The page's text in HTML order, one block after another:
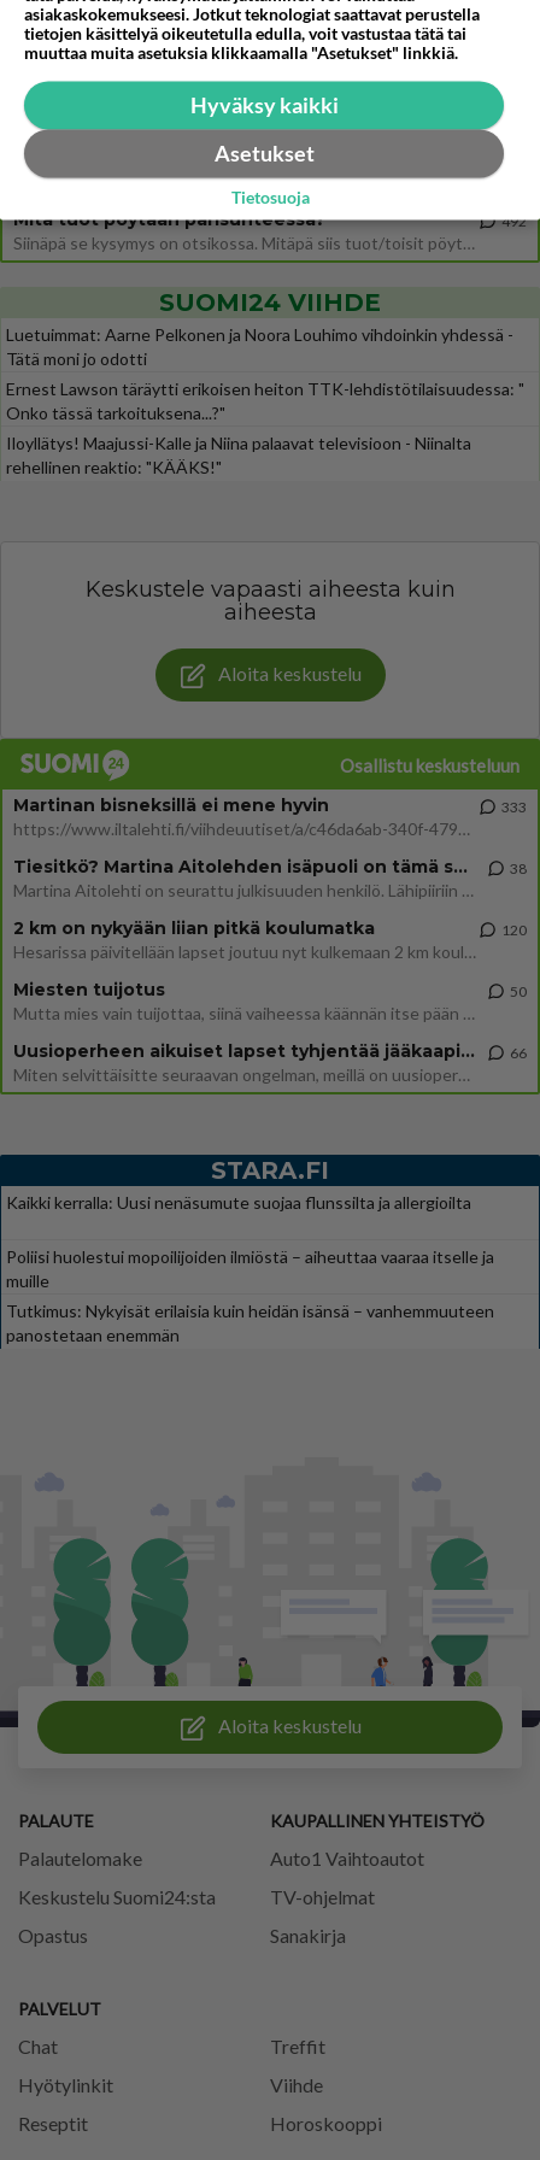
Ernest Lawson täräytti erikoisen heiton TTK-lehdistötilaisuudessa: " Onko tässä tarkoituksena...?"
666
TTK tulee taas tänä syksynä. Ohjelman uudet tähtioppilaat julkistetaan torstaina 6. elokuuta klo 14 alkavassa lehdistö
Mitä tuot pöytään parisuhteessa?
Siinäpä se kysymys on otsikossa. Mitäpä siis tuot/toisit pöytään parisuhteessa? Oletko mies vai nainen? Koetko sen mitä
492
SUOMI24 VIIHDE
Luetuimmat: Aarne Pelkonen ja Noora Louhimo vihdoinkin yhdessä -
Tätä moni jo odotti
Ernest Lawson täräytti erikoisen heiton TTK-lehdistötilaisuudessa: "
Onko tässä tarkoituksena...?"
Iloyllätys! Maajussi-Kalle ja Niina palaavat televisioon - Niinalta
rehellinen reaktio: "KÄÄKS!"
Keskustele vapaasti aiheesta kuin
aiheesta
Aloita keskustelu
Osallistu keskusteluun
Martinan bisneksillä ei mene hyvin
https://www.iltalehti.fi/viihdeuutiset/a/c46da6ab-340f-4790-aaa7-0865eed2336 Yrityksen konkurssihakemus on tullut kärä
333
Tiesitkö? Martina Aitolehden isäpuoli on tämä suosittu laulaja
Martina Aitolehti on seurattu julkisuuden henkilö. Lähipiiriin mahtuu muitakin tunnettuja henkilöitä. Tiesitkö, että Ma
38
2 km on nykyään liian pitkä koulumatka
Hesarissa päivitellään lapset joutuu nyt kulkemaan 2 km kouluun jösses. Ruostefillarilla tuo matka menee vaikka miten äk
120
Miesten tuijotus
Mutta mies vain tuijottaa, siinä vaiheessa käännän itse pään pois. Mikä juttu? Yleensä jos joku tuijottaa tai katsoo, hä
50
Uusioperheen aikuiset lapset tyhjentää jääkaapin käydessään
Miten selvittäisitte seuraavan ongelman, meillä on uusioperhe, minulla teini-ikäiset lapset ja puolisolla aikuiset, jotk
66
STARA.FI
Kaikki kerralla: Uusi nenäsumute suojaa flunssilta ja allergioilta
Poliisi huolestui mopoilijoiden ilmiöstä – aiheuttaa vaaraa itselle ja
muille
Tutkimus: Nykyisät erilaisia kuin heidän isänsä – vanhemmuuteen
panostetaan enemmän
Aloita keskustelu
PALAUTE
Palautelomake
Keskustelu Suomi24:sta
Opastus
PALVELUT
Chat
Treffit
Hyötylinkit
Viihde
Reseptit
Horoskooppi
KAUPALLINEN YHTEISTYÖ
Auto1 Vaihtoautot
TV-ohjelmat
Sanakirja
asiakaskokemukseesi. Jotkut teknologiat saattavat perustella
tietojen käsittelyä oikeutetulla edulla, voit vastustaa tätä tai
muuttaa muita asetuksia klikkaamalla "Asetukset" linkkiä.
Hyväksy kaikki
Asetukset
Tietosuoja